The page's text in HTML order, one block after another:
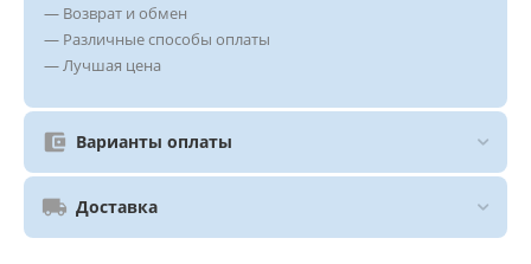
— Возврат и обмен
— Различные способы оплаты
— Лучшая цена
Варианты оплаты
Доставка